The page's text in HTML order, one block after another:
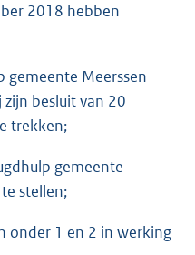
2018 hebben
gemeente Meerssen
besluit van 20
trekken;
gemeente
stellen;
onder 1 en 2 in werking